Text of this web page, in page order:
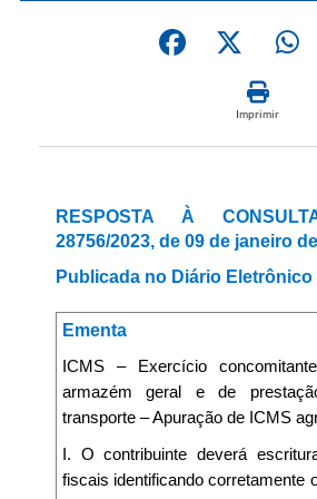
Imprimir
RESPOSTA À
28756/2023, de 09 de janeiro
Publicada no Diário Eletrônico
Ementa
ICMS – Exercício
armazém geral e de
transporte – Apuração de ICMS
I. O contribuinte deverá
fiscais identificando corretamente